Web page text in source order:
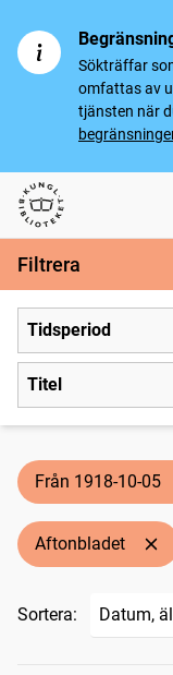
Sökträffar
omfattas av
tjänsten när
Svenska tidningar
Filtrera
Tidsperiod
Titel
Från 1918-10-05
Aftonbladet
Sortera: